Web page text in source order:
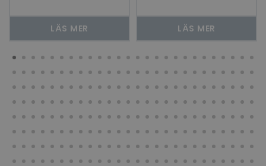
LÄS MER LÄS MER